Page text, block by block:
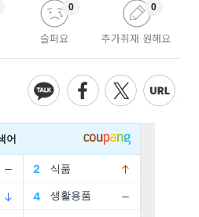
슬퍼요
0
추가취재 원해요
0